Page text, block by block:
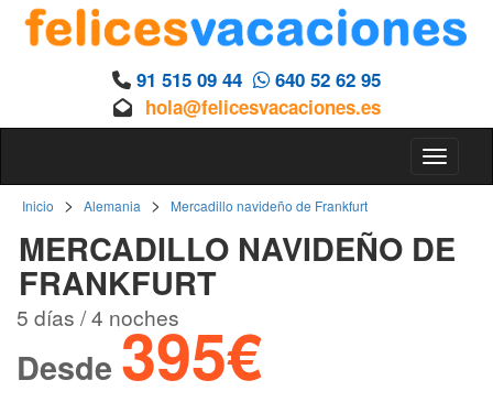
91 515 09 44
640 52 62 95
hola@felicesvacaciones.es
Inicio > Alemania > Mercadillo navideño de Frankfurt
MERCADILLO NAVIDEÑO DE
FRANKFURT
5 días / 4 noches
Desde 395€